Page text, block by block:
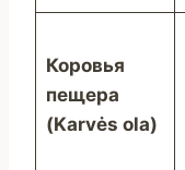
Коровья
пещера
(Karvės ola)